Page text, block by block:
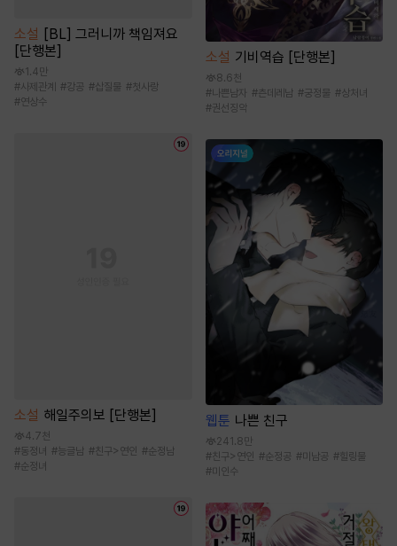
소설
[BL] 그러니까 책임져요
[단행본]
1.4만
#사제관계 #강공 #삽질물 #첫사랑
#연상수
소설 해일주의보 [단행본]
4.7천
#동정녀 #능글남 #친구>연인 #순정남
#순정녀
소설 기비역습 [단행본]
8.6천
#나쁜남자 #츤데레남 #궁정물 #상처녀
#권선징악
웹툰 나쁜 친구
241.8만
#친구>연인 #순정공 #미남공 #힐링물
#미인수